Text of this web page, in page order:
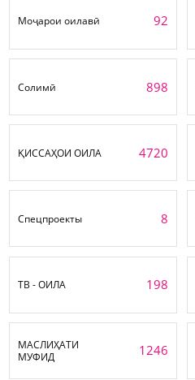
Моҷарои оилавӣ 92
Солимӣ 898
ҚИССАҲОИ ОИЛА 4720
Спецпроекты 8
ТВ - ОИЛА 198
МАСЛИҲАТИ
МУФИД
1246